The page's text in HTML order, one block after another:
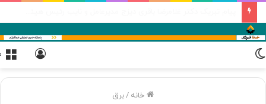
خانه /برق